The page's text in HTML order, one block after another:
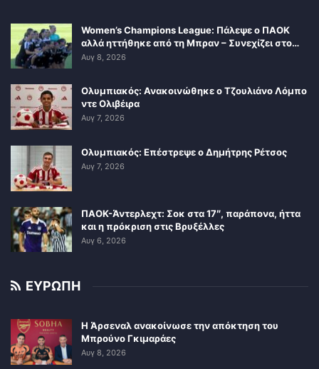
Women’s Champions League: Πάλεψε ο ΠΑΟΚ
αλλά ηττήθηκε από τη Μπραν – Συνεχίζει στο…
Αυγ 8, 2026
Ολυμπιακός: Ανακοινώθηκε ο Τζουλιάνο Λόμπο
ντε Ολιβέιρα
Αυγ 7, 2026
Ολυμπιακός: Επέστρεψε ο Δημήτρης Ρέτσος
Αυγ 7, 2026
ΠΑΟΚ-Άντερλεχτ: Σοκ στα 17″, παράπονα, ήττα
και η πρόκριση στις Βρυξέλλες
Αυγ 6, 2026
ΕΥΡΩΠΗ
Η Άρσεναλ ανακοίνωσε την απόκτηση του
Μπρούνο Γκιμαράες
Αυγ 8, 2026